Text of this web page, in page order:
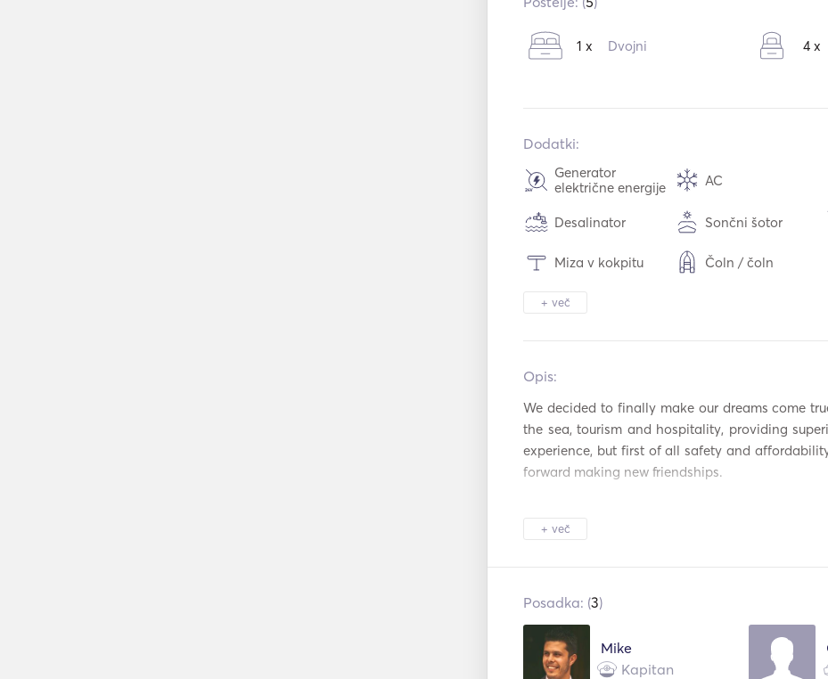
1 x Dvojni 4 x
Dodatki:
Generator
električne energije
AC
Desalinator Sončni šotor
Miza v kokpitu Čoln / čoln
Daljnogledi
Vroče plošče Toaster
Pomožna
povezava
Povezava USB
oprema
+ več
Opis:
We decided to finally make our dreams come
the sea, tourism and hospitality, providing
experience, but first of all safety and
forward making new friendships.
+ več
Posadka: (3)
Mike
Kapitan